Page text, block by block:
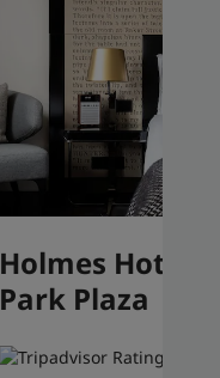
Holmes Hotel
Park Plaza